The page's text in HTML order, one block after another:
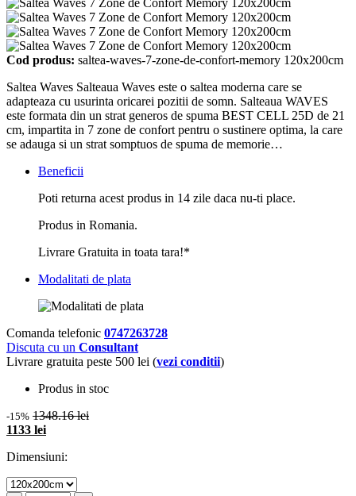
Cod produs: saltea-waves-7-zone-de-confort-memory 120x200cm
Saltea Waves Salteaua Waves este o saltea moderna care se
adapteaza cu usurinta oricarei pozitii de somn. Salteaua WAVES
este formata din un strat generos de spuma BEST CELL 25D de 21
cm, impartita in 7 zone de confort pentru o sustinere optima, la care
se adauga si un strat somptuos de spuma de memorie…
Beneficii
Poti returna acest produs in 14 zile daca nu-ti place.
Produs in Romania.
Livrare Gratuita in toata tara!*
Modalitati de plata
Comanda telefonic 0747263728
Discuta cu un Consultant
Livrare gratuita peste 500 lei (vezi conditii)
Produs in stoc
-15% 1348.16 lei
1133 lei
Dimensiuni: